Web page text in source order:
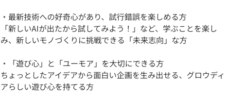
・最新技術への好奇心があり、試行錯誤を楽しめる方
「新しいAIが出たから試してみよう！」など、学ぶことを楽し
み、新しいモノづくりに挑戦できる「未来志向」な方
・「遊び心」と「ユーモア」を大切にできる方
ちょっとしたアイデアから面白い企画を生み出せる、グロウディ
アらしい遊び心を持てる方